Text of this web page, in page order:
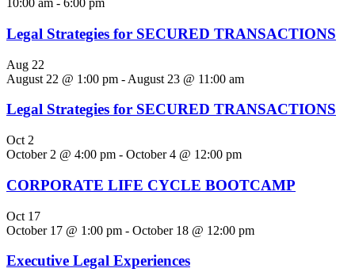
10:00 am - 6:00 pm
Legal Strategies for SECURED TRANSACTIONS
Aug 22
August 22 @ 1:00 pm - August 23 @ 11:00 am
Legal Strategies for SECURED TRANSACTIONS
Oct 2
October 2 @ 4:00 pm - October 4 @ 12:00 pm
CORPORATE LIFE CYCLE BOOTCAMP
Oct 17
October 17 @ 1:00 pm - October 18 @ 12:00 pm
Executive Legal Experiences